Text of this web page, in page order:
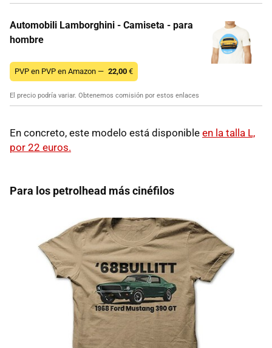
Automobili Lamborghini - Camiseta - para
hombre
PVP en PVP en Amazon — 22,00 €
El precio podría variar. Obtenemos comisión por estos enlaces
En concreto, este modelo está disponible en la talla L,
por 22 euros.
Para los petrolhead más cinéfilos